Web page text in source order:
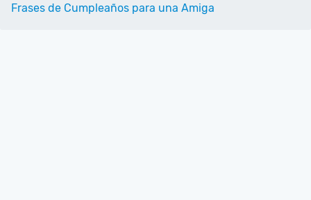
Frases de Cumpleaños para una Amiga